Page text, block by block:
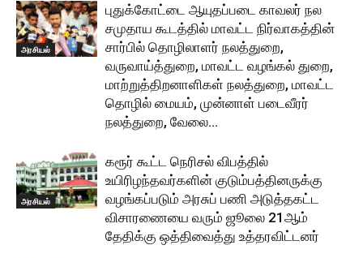
அரசியல்
புதுக்கோட்டை ஆயுதப்படை காவலர் நல
சமுதாய கூடத்தில் மாவட்ட நிர்வாகத்தின்
சார்பில் தொழிலாளர் நலத்துறை,
வருவாய்த்துறை, மாவட்ட வழங்கல் துறை,
மாற்றுத்திறனாளிகள் நலத்துறை, மாவட்ட
தொழில் மையம், முன்னாள் படைவீரர்
நலத்துறை, வேலை...
அரசியல்
கரூர் கூட்ட நெரிசல் விபத்தில்
உயிரிழந்தவர்களின் குடும்பத்தினருக்கு
வழங்கப்படும் அரசுப் பணி அடுத்தகட்ட
விசாரணையை வரும் ஜூலை 21ஆம்
தேதிக்கு ஒத்திவைத்து உத்தரவிட்டனர்